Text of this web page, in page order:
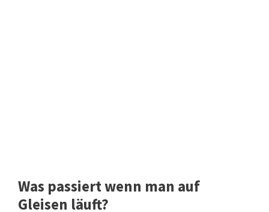
Was passiert wenn man auf
Gleisen läuft?